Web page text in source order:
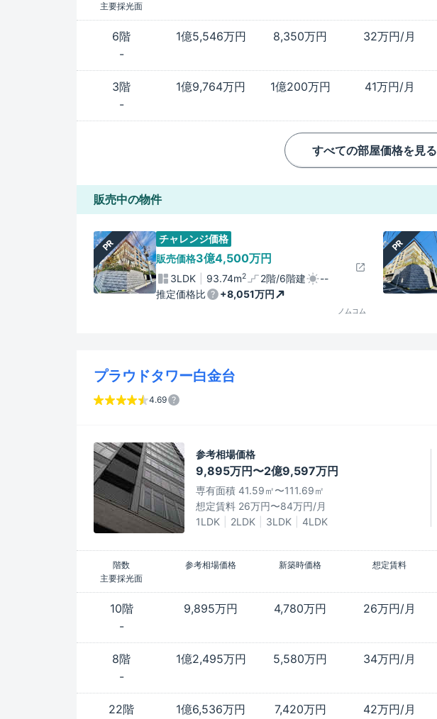
主要採光面
6階 1億5,546万円 8,350万円 32万円/月
-
3階 1億9,764万円 1億200万円 41万円/月
-
すべての部屋価格を見る
販売中の物件
PR
チャレンジ価格
販売価格3億4,500万円
3LDK 93.74m2 2階/6階建
--
推定価格比
+8,051万円
ノムコム
PR
プラウドタワー白金台
4.69
参考相場価格
9,895万円〜2億9,597万円
専有面積 41.59㎡〜111.69㎡
想定賃料 26万円〜84万円/月
1LDK
2LDK 3LDK 4LDK
階数 参考相場価格 新築時価格 想定賃料
主要採光面
10階 9,895万円 4,780万円 26万円/月
-
8階 1億2,495万円 5,580万円 34万円/月
-
22階 1億6,536万円 7,420万円 42万円/月